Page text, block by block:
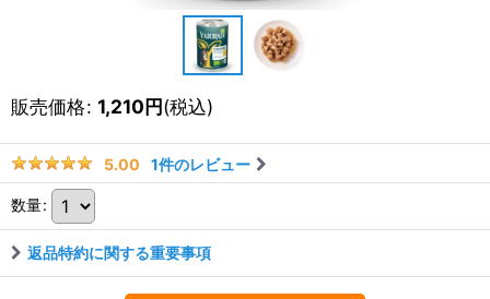
販売価格: 1,210円(税込)
5.00 1件のレビュー
数量:
返品特約に関する重要事項